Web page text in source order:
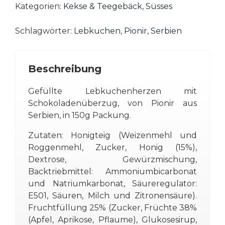
Schokoladen
-
Kategorien: Kekse & Teegebäck, Süsses
Schlagwörter: Lebkuchen, Pionir, Serbien
Beschreibung
Gefüllte Lebkuchenherzen mit
Schokoladenüberzug, von Pionir aus
Serbien, in 150g Packung.
Zutaten: Honigteig (Weizenmehl und
Roggenmehl, Zucker, Honig (15%),
Dextrose, Gewürzmischung,
Backtriebmittel: Ammoniumbicarbonat
und Natriumkarbonat, Säureregulator:
E501, Säuren, Milch und Zitronensäure).
Fruchtfüllung 25% (Zucker, Früchte 38%
(Apfel, Aprikose, Pflaume), Glukosesirup,